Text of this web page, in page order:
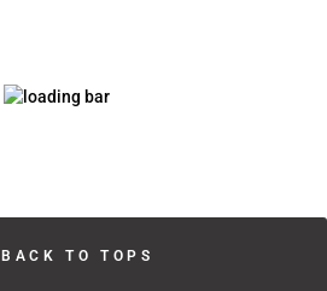
BACK TO TOPS